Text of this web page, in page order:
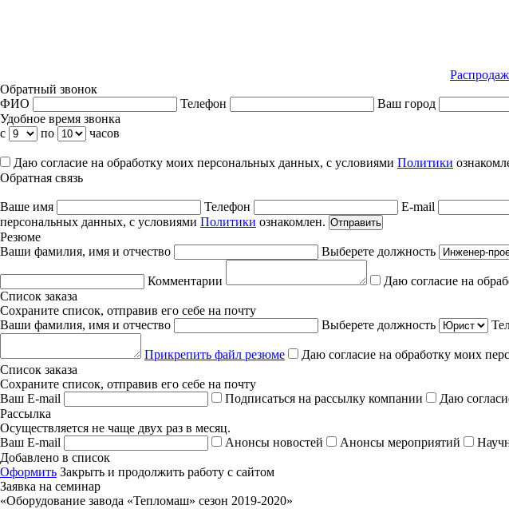
Обратный звонок
ФИО
Телефон Ваш город
Удобное время звонка
с
по часов
Даю согласие на обработку моих персональных данных, с условиями Политики
Обратная связь
Ваше имя Телефон E-mail
персональных данных, с условиями Политики ознакомлен. Отправить
Резюме
Ваши фамилия, имя и отчество
Выберете должность
Комментарии Даю согласие на
Список заказа
Сохраните список, отправив его себе на почту
Ваши фамилия, имя и отчество
Выберете должность
Прикрепить файл резюме Даю согласие на обработку моих
Список заказа
Сохраните список, отправив его себе на почту
Ваш E-mail
Подписаться на рассылку компании Даю
Рассылка
Осуществляется не чаще двух раз в месяц.
Ваш E-mail
Анонсы новостей Анонсы мероприятий
Добавлено в список
Оформить Закрыть и продолжить работу с сайтом
Заявка на семинар
«Оборудование завода «Тепломаш» сезон 2019-2020»